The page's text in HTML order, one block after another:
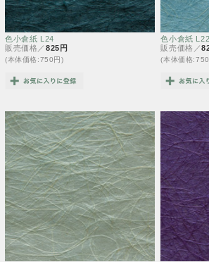
色小倉紙 L24
販売価格／825円
(本体価格:750円)
色小倉紙 L22
販売価格／
(本体価格